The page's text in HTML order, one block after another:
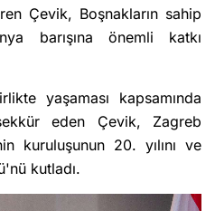
Çevik, Boşnakların sahip
barışına önemli katkı
yaşaması kapsamında
eden Çevik, Zagreb
kuruluşunun 20. yılını ve
kutladı.